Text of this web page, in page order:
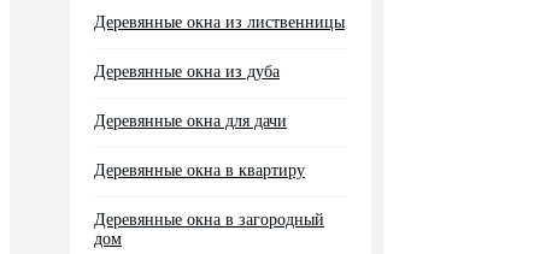
Деревянные окна из лиственницы
Деревянные окна из дуба
Деревянные окна для дачи
Деревянные окна в квартиру
Деревянные окна в загородный
дом